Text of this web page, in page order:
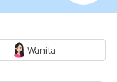
Wanita